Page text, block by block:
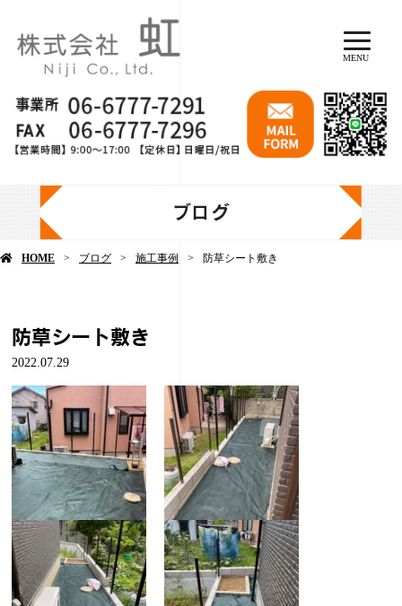
MENU
ブログ
HOME ブログ 施工事例 防草シート敷き
防草シート敷き
2022.07.29